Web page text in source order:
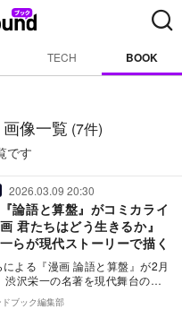
TECH BOOK
像一覧 (7件)
です
2026.03.09 20:30
論語と算盤』がコミカライ
君たちはどう生きるか』
らが現代ストーリーで描く
よる『漫画 論語と算盤』が2月
渋沢栄一の名著を現代舞台のス
画として再構築。
ブック編集部